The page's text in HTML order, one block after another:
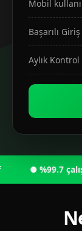
Mobil
Başarılı Giriş
Aylık Kontrol
● %99.7 çalışma